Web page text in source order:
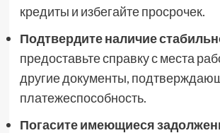
кредиты и избегайте просрочек.
Подтвердите наличие
предоставьте справку с места
другие документы,
платежеспособность.
Погасите имеющиеся